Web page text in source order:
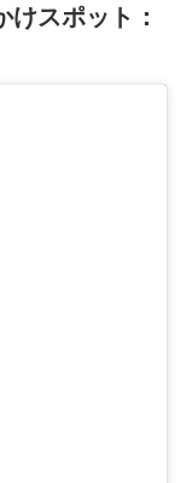
スポット：